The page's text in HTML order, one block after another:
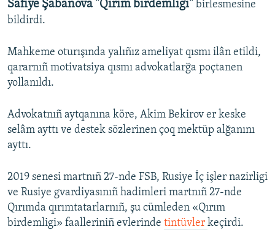
Safiye Şabanova "Qırım birdemligi" birlesmesine
bildirdi.
Mahkeme oturışında yalıñız ameliyat qısmı ilân etildi,
qararnıñ motivatsiya qısmı advokatlarğa poçtanen
yollanıldı.
Advokatnıñ aytqanına köre, Akim Bekirov er keske
selâm ayttı ve destek sözlerinen çoq mektüp alğanını
ayttı.
2019 senesi martnıñ 27-nde FSB, Rusiye İç işler nazirligi
ve Rusiye gvardiyasınıñ hadimleri martnıñ 27-nde
Qırımda qırımtatarlarnıñ, şu cümleden «Qırım
birdemligi» faalleriniñ evlerinde tintüvler keçirdi.